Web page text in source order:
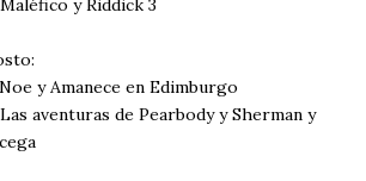
y Riddick 3
y Amanece en Edimburgo
aventuras de Pearbody y Sherman y